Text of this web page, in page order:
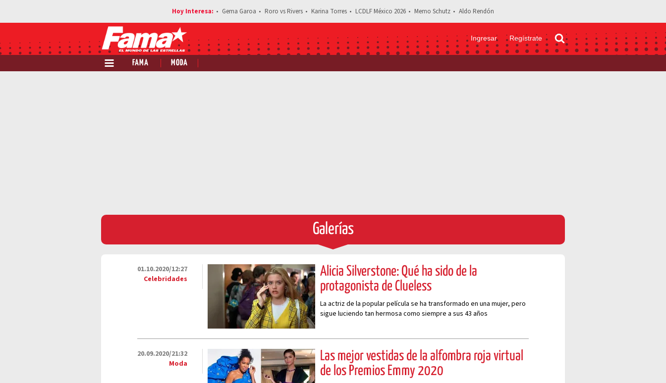
Gema Garoa Roro vs Rivers Karina Torres LCDLF México 2026 Memo Schutz Aldo Rendón
Ingresar Regístrate
FAMA MODA
Galerías
01.10.2020/12:27
Celebridades
Alicia Silverstone: Qué ha sido de la
protagonista de Clueless
La actriz de la popular película se ha transformado en una mujer, pero
sigue luciendo tan hermosa como siempre a sus 43 años
20.09.2020/21:32
Moda
Las mejor vestidas de la alfombra roja virtual
de los Premios Emmy 2020